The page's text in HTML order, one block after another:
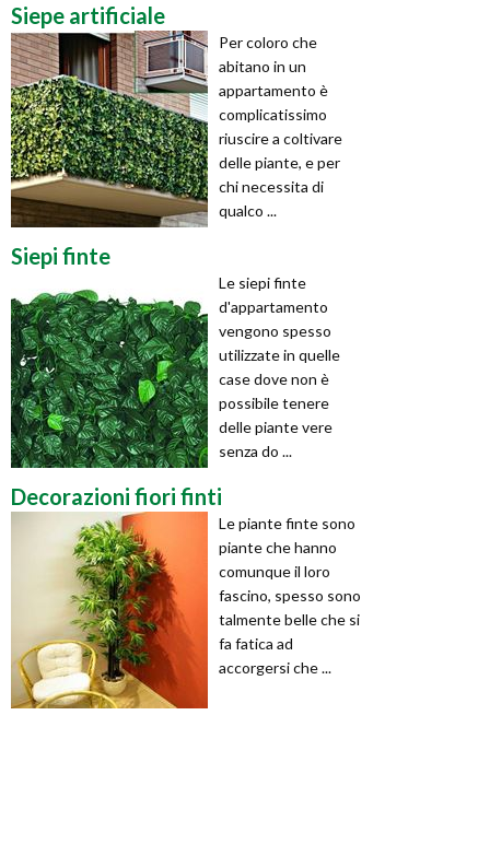
Siepe artificiale
Per coloro che
abitano in un
appartamento è
complicatissimo
riuscire a coltivare
delle piante, e per
chi necessita di
qualco ...
Siepi finte
Le siepi finte
d'appartamento
vengono spesso
utilizzate in quelle
case dove non è
possibile tenere
delle piante vere
senza do ...
Decorazioni fiori finti
Le piante finte sono
piante che hanno
comunque il loro
fascino, spesso sono
talmente belle che si
fa fatica ad
accorgersi che ...